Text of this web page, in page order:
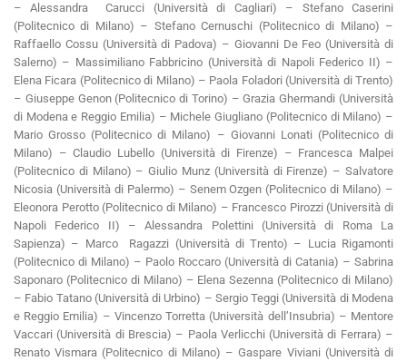
– Alessandra Carucci (Università di Cagliari) – Stefano Caserini
(Politecnico di Milano) – Stefano Cernuschi (Politecnico di Milano) –
Raffaello Cossu (Università di Padova) – Giovanni De Feo (Università di
Salerno) – Massimiliano Fabbricino (Università di Napoli Federico II) –
Elena Ficara (Politecnico di Milano) – Paola Foladori (Università di Trento)
– Giuseppe Genon (Politecnico di Torino) – Grazia Ghermandi (Università
di Modena e Reggio Emilia) – Michele Giugliano (Politecnico di Milano) –
Mario Grosso (Politecnico di Milano) – Giovanni Lonati (Politecnico di
Milano) – Claudio Lubello (Università di Firenze) – Francesca Malpei
(Politecnico di Milano) – Giulio Munz (Università di Firenze) – Salvatore
Nicosia (Università di Palermo) – Senem Ozgen (Politecnico di Milano) –
Eleonora Perotto (Politecnico di Milano) – Francesco Pirozzi (Università di
Napoli Federico II) – Alessandra Polettini (Università di Roma La
Sapienza) – Marco Ragazzi (Università di Trento) – Lucia Rigamonti
(Politecnico di Milano) – Paolo Roccaro (Università di Catania) – Sabrina
Saponaro (Politecnico di Milano) – Elena Sezenna (Politecnico di Milano)
– Fabio Tatano (Università di Urbino) – Sergio Teggi (Università di Modena
e Reggio Emilia) – Vincenzo Torretta (Università dell’Insubria) – Mentore
Vaccari (Università di Brescia) – Paola Verlicchi (Università di Ferrara) –
Renato Vismara (Politecnico di Milano) – Gaspare Viviani (Università di